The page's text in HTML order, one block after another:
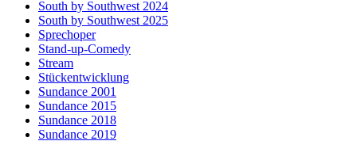
South by Southwest 2024
South by Southwest 2025
Sprechoper
Stand-up-Comedy
Stream
Stückentwicklung
Sundance 2001
Sundance 2015
Sundance 2018
Sundance 2019